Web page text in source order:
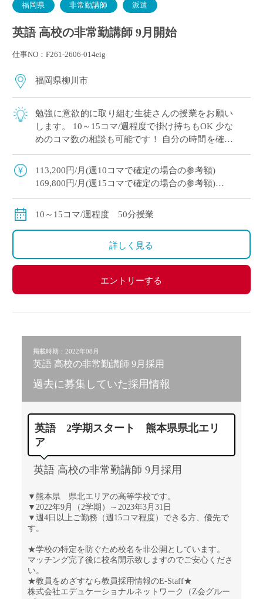
福岡県 非常勤講師 派遣
英語 高校の非常勤講師 9月開始
仕事NO：F261-2606-014eig
福岡県柳川市
勉強に意欲的に取り組む生徒さんの授業をお願い
します。 10～15コマ/週程度で掛け持ちもOK 少な
めのコマ数の相談も可能です！ 自分の時間を確保
113,200円/月(週10コマで確定の場合の参考額)
169,800円/月(週15コマで確定の場合の参考額)
10～15コマ/週程度 50分授業
詳しく見る
エントリーする
掲載時期：2022年08月
英語 高校の非常勤講師 9月採用
過去に募集していた採用情報
英語 2学期スタート 熊本県県北エリ
ア
英語 高校の非常勤講師 9月採用
▼熊本県 県北エリアの高等学校です。
▼2022年9月（2学期）～2023年3月31日
▼週4日以上ご勤務（週15コマ程度）できる方、優先で
す。
★学校の特定を防ぐため校名を非公開としています。
マッチング完了後に校名開示致しますのでご安心くださ
い。
★教員をめざすなら教員採用情報のE-Staff★
株式会社エデュケーショナルネットワーク（Z会グルー